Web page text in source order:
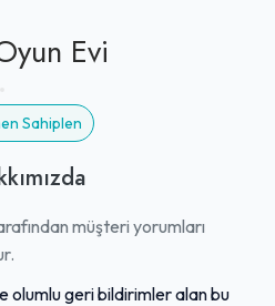
Evi
Sahiplen
müşteri yorumları
olumlu geri bildirimler alan bu